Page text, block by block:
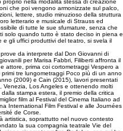
nella modalità stessa di creazione
che poi vengono armonizzate sul palco,
lettere, studio minuzioso della struttura
letterario e musicale di Strauss ed
di tutte le sue sfumature, senza che
solo quando tutto è stato deciso in piena e
e gli uffici produttivi del teatro, si svela il
da interprete dal Don Giovanni di
per Marisa Fabbri, Filiberti affronta il
attore, prima coi cortometraggi Vespero a
tre lungometraggi Poco più di un anno
(2009) e Cain (2015), lavori presentati
Venezia, Los Angeles e ottenendo molti
stampa estera, il premio della critica
film al Festival del Cinema Italiano ad
International Film Festival e alle Journées
de Corse.
artistica, soprattutto nel nuovo contesto
la sua compagnia teatrale Vie del